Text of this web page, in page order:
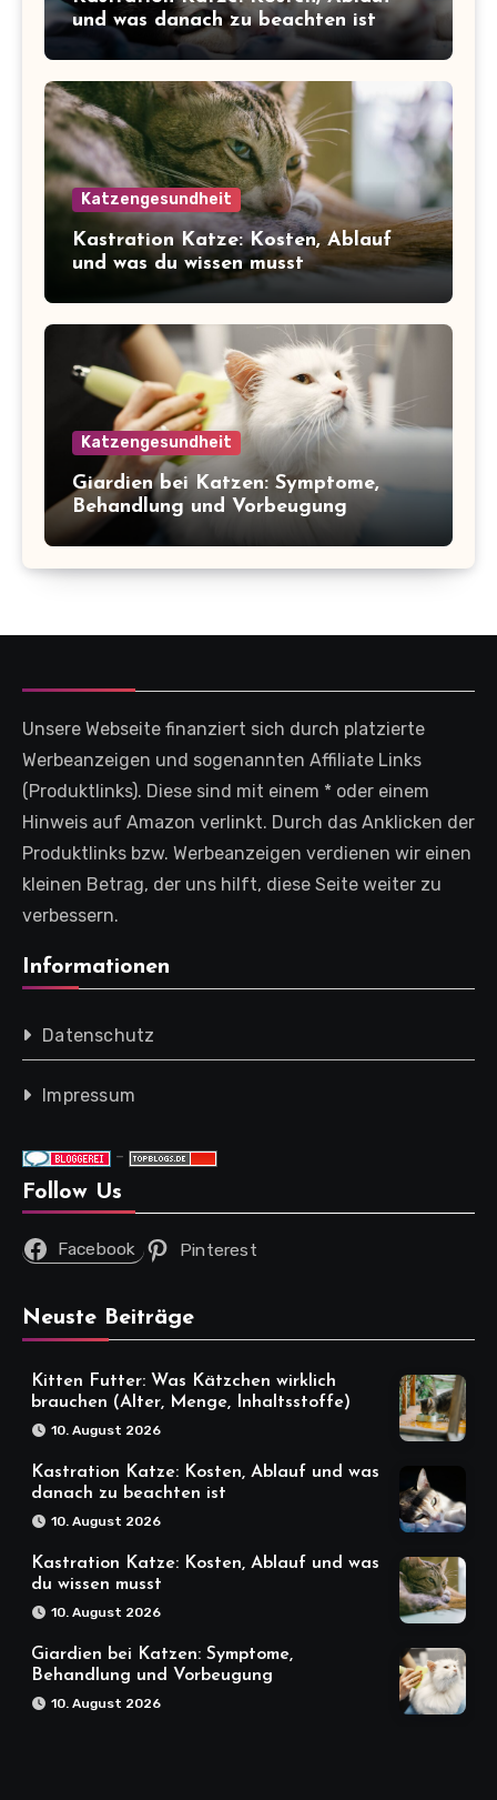
und was danach zu beachten ist
Katzengesundheit
Kastration Katze: Kosten, Ablauf
und was du wissen musst
Katzengesundheit
Giardien bei Katzen: Symptome,
Behandlung und Vorbeugung
Unsere Webseite finanziert sich durch platzierte
Werbeanzeigen und sogenannten Affiliate Links
(Produktlinks). Diese sind mit einem * oder einem
Hinweis auf Amazon verlinkt. Durch das Anklicken der
Produktlinks bzw. Werbeanzeigen verdienen wir einen
kleinen Betrag, der uns hilft, diese Seite weiter zu
verbessern.
Informationen
Datenschutz
Impressum
-
Follow Us
Facebook Pinterest
Neuste Beiträge
Kitten Futter: Was Kätzchen wirklich
brauchen (Alter, Menge, Inhaltsstoffe)
10. August 2026
Kastration Katze: Kosten, Ablauf und was
danach zu beachten ist
10. August 2026
Kastration Katze: Kosten, Ablauf und was
du wissen musst
10. August 2026
Giardien bei Katzen: Symptome,
Behandlung und Vorbeugung
10. August 2026